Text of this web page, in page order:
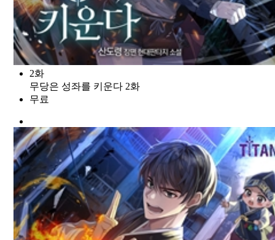
2화
무당은 성좌를 키운다 2화
무료